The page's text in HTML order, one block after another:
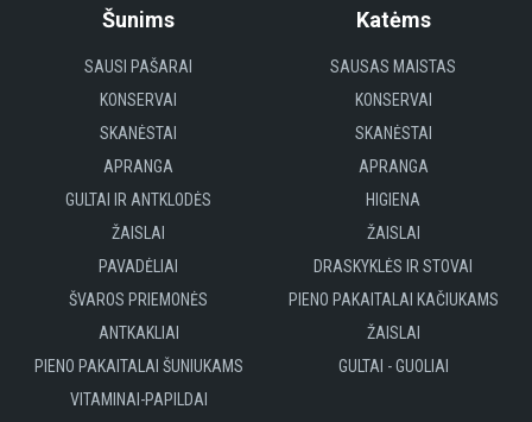
Šunims
SAUSI PAŠARAI
KONSERVAI
SKANĖSTAI
APRANGA
GULTAI IR ANTKLODĖS
ŽAISLAI
PAVADĖLIAI
ŠVAROS PRIEMONĖS
ANTKAKLIAI
PIENO PAKAITALAI ŠUNIUKAMS
VITAMINAI-PAPILDAI
Katėms
SAUSAS MAISTAS
KONSERVAI
SKANĖSTAI
APRANGA
HIGIENA
ŽAISLAI
DRASKYKLĖS IR STOVAI
PIENO PAKAITALAI KAČIUKAMS
ŽAISLAI
GULTAI - GUOLIAI